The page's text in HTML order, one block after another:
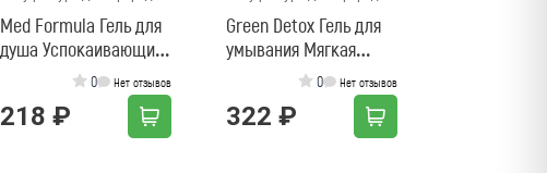
Med Formula Гель для
душа Успокаивающий
при дерматитах
0 Нет отзывов
218 ₽
Green Detox Гель для
умывания Мягкая
0 Нет отзывов
322 ₽